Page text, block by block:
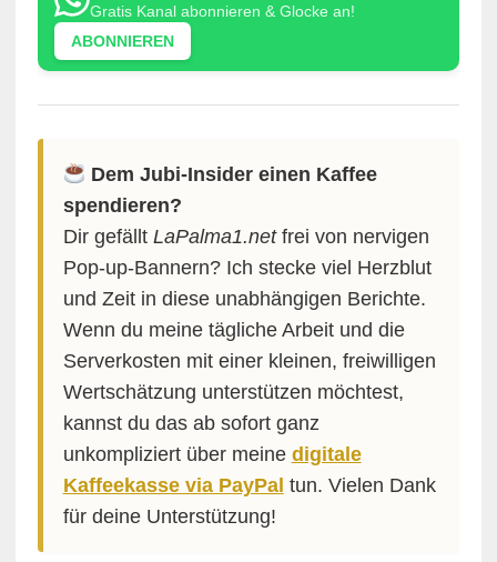
Gratis Kanal abonnieren & Glocke an!
ABONNIEREN
Dem Jubi-Insider einen Kaffee
spendieren?
Dir gefällt LaPalma1.netfrei von nervigen
Pop-up-Bannern? Ich stecke viel Herzblut
und Zeit in diese unabhängigen Berichte.
Wenn du meine tägliche Arbeit und die
Serverkosten mit einer kleinen, freiwilligen
Wertschätzung unterstützen möchtest,
kannst du das ab sofort ganz
unkompliziert über meine digitale
Kaffeekasse via PayPal tun. Vielen Dank
für deine Unterstützung!